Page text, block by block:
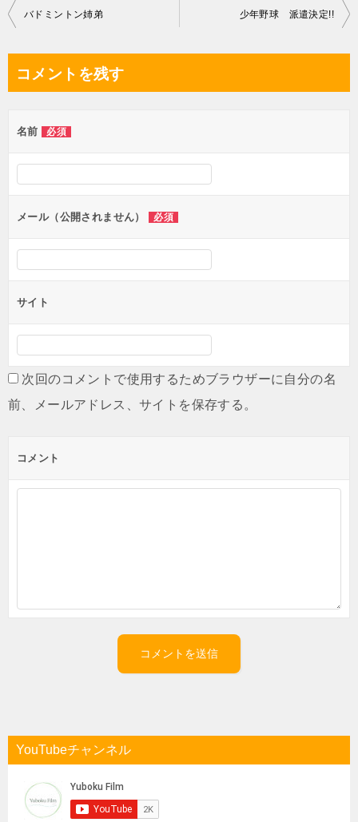
投
ビ
ー
シ
ン
バドミントン姉弟 少年野球 派遣決定!!
コメントを残す
名前 必須
メール（公開されません） 必須
サイト
次回のコメントで使用するためブラウザーに自分の名
前、メールアドレス、サイトを保存する。
コメント
YouTubeチャンネル